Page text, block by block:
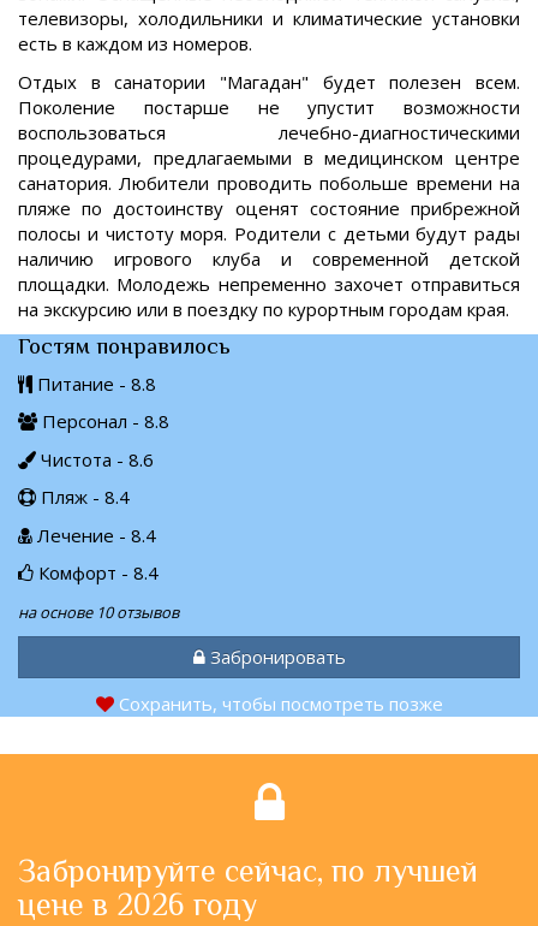
телевизоры, холодильники и климатические установки
есть в каждом из номеров.
Отдых в санатории "Магадан" будет полезен всем.
Поколение постарше не упустит возможности
воспользоваться лечебно-диагностическими
процедурами, предлагаемыми в медицинском центре
санатория. Любители проводить побольше времени на
пляже по достоинству оценят состояние прибрежной
полосы и чистоту моря. Родители с детьми будут рады
наличию игрового клуба и современной детской
площадки. Молодежь непременно захочет отправиться
на экскурсию или в поездку по курортным городам края.
Гостям понравилось
Питание - 8.8
Персонал - 8.8
Чистота - 8.6
Пляж - 8.4
Лечение - 8.4
Комфорт - 8.4
на основе 10 отзывов
Забронировать
Сохранить, чтобы посмотреть позже
Забронируйте сейчас, по лучшей
цене в 2026 году